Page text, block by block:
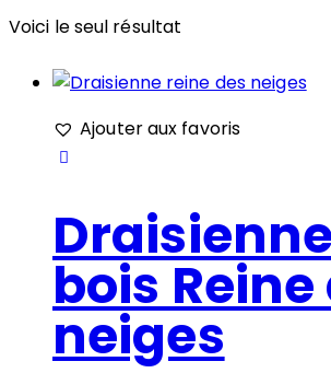
Voici le seul résultat
Ajouter aux favoris
bois Reine
neiges